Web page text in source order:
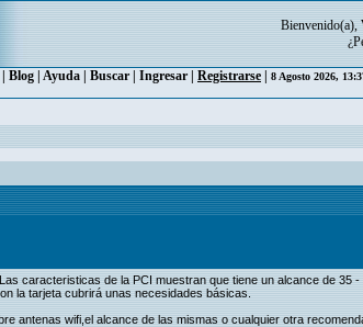
Bienvenido(a),
Blog Ayuda Buscar Ingresar Registrarse 8 Agosto 2026,
caracteristicas de la PCI muestran que tiene un alcance de 35
la tarjeta cubrirá unas necesidades básicas.
antenas wifi,el alcance de las mismas o cualquier otra